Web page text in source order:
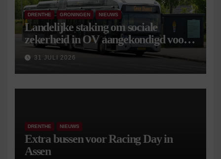
DRENTHE GRONINGEN NIEUWS
Landelijke staking om sociale
zekerheid in OV aangekondigd voor 9
september
31 JULI 2026
DRENTHE NIEUWS
Extra bussen voor Racing Day in
Assen